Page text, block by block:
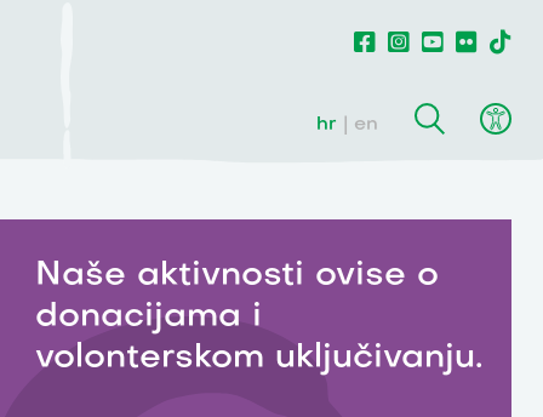
hr en
Naše aktivnosti ovise o
donacijama i
volonterskom uključivanju.